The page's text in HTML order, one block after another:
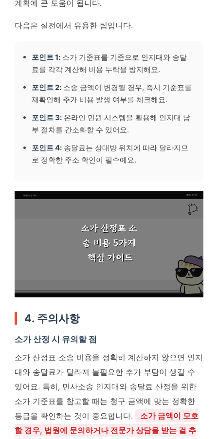
계획에 큰 도움이 됩니다.
다음은 실전에서 유용한 팁입니다.
포인트 1: 소가 기준표를 기준으로 인지대와 송달
료를 각각 계산해 비용 누락을 방지해요.
포인트 2: 소송 금액이 변경될 경우, 즉시 기준표를
재확인해 추가 비용 발생 여부를 체크해요.
포인트 3: 온라인 민원 시스템을 활용해 인지대 납
부 절차를 간소화할 수 있어요.
포인트 4: 송달료는 상대방 위치에 따라 달라지므
로 정확한 주소 확인이 필수예요.
4. 주의사항
소가 산정 시 유의할 점
소가 산정표 소송 비용을 정확히 계산하지 않으면 인지
대와 송달료가 달라져 불필요한 추가 부담이 생길 수
있어요. 특히, 민사소송 인지대와 송달료 산정을 위한
소가 기준표를 참고할 때는 청구 금액에 맞는 정확한
등급을 확인하는 것이 중요합니다.
소가 금액이 모호
할 경우, 법원에 문의하거나 전문가 상담을 받는 걸 추